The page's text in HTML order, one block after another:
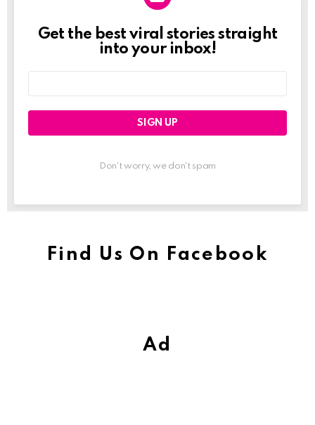
Newslett
Get the best viral stories straight
into your inbox!
Don't worry, we don't spam
Find Us On Facebook
Ad